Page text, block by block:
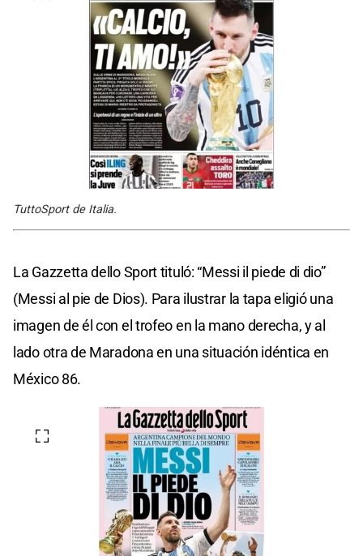
TuttoSport de Italia.
La Gazzetta dello Sport tituló: “Messi il piede di dio”
(Messi al pie de Dios). Para ilustrar la tapa eligió una
imagen de él con el trofeo en la mano derecha, y al
lado otra de Maradona en una situación idéntica en
México 86.